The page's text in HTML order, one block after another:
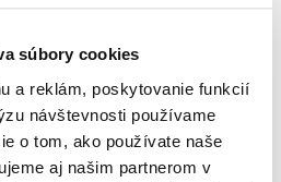
súbory cookies
a reklám, poskytovanie funkcií
návštevnosti používame
o tom, ako používate naše
aj našim partnerom v
Solène Bosseboeuf, Flore
Dechorgnat, Tiphaine Klein,
Auguste Lefort, Antoine Rossi
Kajak